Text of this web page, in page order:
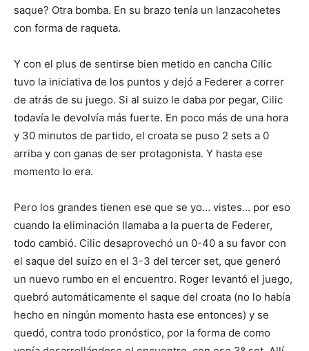
saque? Otra bomba. En su brazo tenía un lanzacohetes
con forma de raqueta.
Y con el plus de sentirse bien metido en cancha Cilic
tuvo la iniciativa de los puntos y dejó a Federer a correr
de atrás de su juego. Si al suizo le daba por pegar, Cilic
todavía le devolvía más fuerte. En poco más de una hora
y 30 minutos de partido, el croata se puso 2 sets a 0
arriba y con ganas de ser protagonista. Y hasta ese
momento lo era.
Pero los grandes tienen ese que se yo… vistes… por eso
cuando la eliminación llamaba a la puerta de Federer,
todo cambió. Cilic desaprovechó un 0-40 a su favor con
el saque del suizo en el 3-3 del tercer set, que generó
un nuevo rumbo en el encuentro. Roger levantó el juego,
quebró automáticamente el saque del croata (no lo había
hecho en ningún momento hasta ese entonces) y se
quedó, contra todo pronóstico, por la forma de como